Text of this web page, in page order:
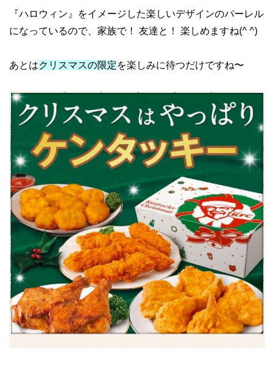
『ハロウィン』をイメージした楽しいデザインのバーレル
になっているので、家族で！ 友達と！ 楽しめますね(^ ^)
あとはクリスマスの限定を楽しみに待つだけですね〜